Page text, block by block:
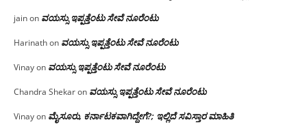
jainon ವಯಸ್ಸು ಇಪ್ಪತ್ತೆಂಟು ಸೇವೆ ನೂರೆಂಟು
Harinathon ವಯಸ್ಸು ಇಪ್ಪತ್ತೆಂಟು ಸೇವೆ ನೂರೆಂಟು
Vinayon ವಯಸ್ಸು ಇಪ್ಪತ್ತೆಂಟು ಸೇವೆ ನೂರೆಂಟು
Chandra Shekaron ವಯಸ್ಸು ಇಪ್ಪತ್ತೆಂಟು ಸೇವೆ ನೂರೆಂಟು
Vinayon ಮೈಸೂರು, ಕರ್ನಾಟಕವಾಗಿದ್ದೇಗೆ?; ಇಲ್ಲಿದೆ ಸವಿಸ್ತಾರ ಮಾಹಿತಿ